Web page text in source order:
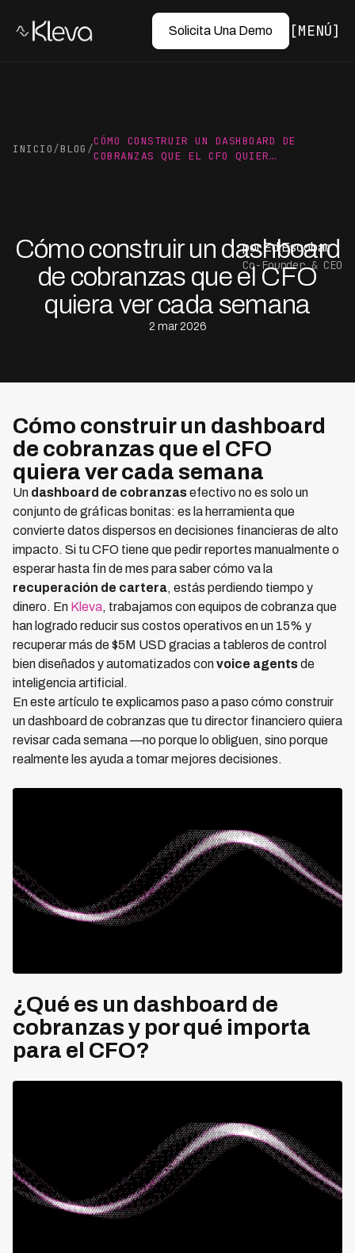
Solicita Una Demo MENÚ
INICIO/BLOG /
CÓMO CONSTRUIR UN DASHBOARD DE
COBRANZAS QUE EL CFO QUIER…
Cómo construir un dashboard
de cobranzas que el CFO
quiera ver cada semana
2 mar 2026
por Ed Escobar
Co-Founder & CEO
Cómo construir un dashboard
de cobranzas que el CFO
quiera ver cada semana
Un dashboard de cobranzasefectivo no es solo un
conjunto de gráficas bonitas: es la herramienta que
convierte datos dispersos en decisiones financieras de alto
impacto. Si tu CFO tiene que pedir reportes manualmente o
esperar hasta fin de mes para saber cómo va la
recuperación de cartera, estás perdiendo tiempo y
dinero. En Kleva, trabajamos con equipos de cobranza que
han logrado reducir sus costos operativos en un 15% y
recuperar más de $5M USD gracias a tableros de control
bien diseñados y automatizados convoice agentsde
inteligencia artificial.
En este artículo te explicamos paso a paso cómo construir
un dashboard de cobranzas que tu director financiero quiera
revisar cada semana —no porque lo obliguen, sino porque
realmente les ayuda a tomar mejores decisiones.
¿Qué es un dashboard de
cobranzas y por qué importa
para el CFO?